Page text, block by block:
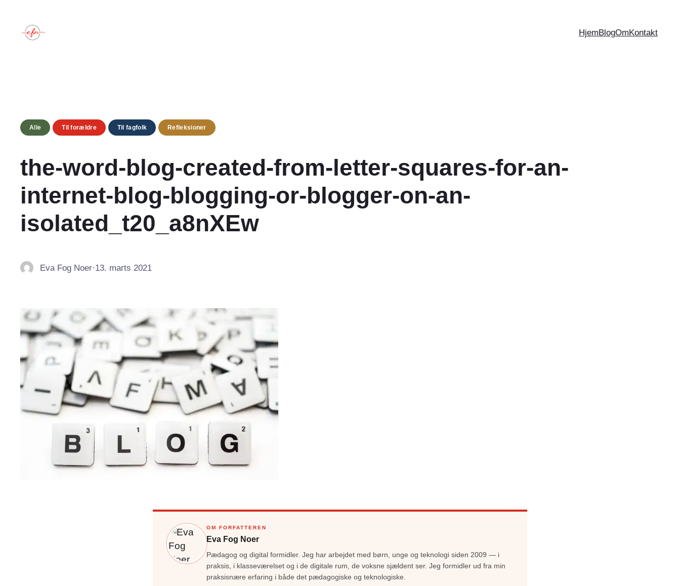
indhold
HjemBlogOmKontakt
Alle Til forældre Til fagfolk Refleksioner
the-word-blog-created-from-letter-squares-for-an-
internet-blog-blogging-or-blogger-on-an-
isolated_t20_a8nXEw
Eva Fog Noer·13. marts 2021
OM FORFATTEREN
Eva Fog Noer
Pædagog og digital formidler. Jeg har arbejdet med børn, unge og teknologi siden 2009 — i
praksis, i klasseværelset og i de digitale rum, de voksne sjældent ser. Jeg formidler ud fra min
praksisnære erfaring i både det pædagogiske og teknologiske.